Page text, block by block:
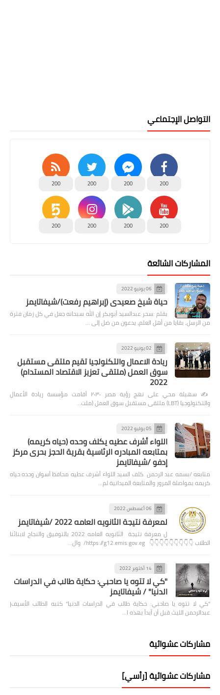
التواصل الإجتماعي
200
200
200
200
200
200
200
200
المشاركات الشائعة
06 يونيو 2022
حياة شيخ صعيدى (إبراهيم رفعت)/شيفاتايمز
بقلم :سحر عبدالسيد أبوبكر إن الله سبحانه جعل في كل زمان فترة
من الرسل، بقايا من أهل العلم، يدعون من ضل إلى …
02 يونيو 2022
ريادة الاعمال والتكنولجيا تقيم ملتقى مستقبل
سوق العمل (ملتقى تعزيز الاقتصاد المستدام)
2022
✍️ سهيلة محي على نهج رؤية مصر ٢٠٣٠ أقامت مؤسسة ريادة الأعمال
والتكنولوجيا (LBT) ملتقى مستقبل سوق العمل (ملت…
05 يوليو 2022
اللواء أشرف عطيه يكلف وحده (حياه كريمه)
بمتابعه المبادره الرئاسية بقرية الحجز بحرى مركز
إدفو /شيفاتايمز
متابعه /بسمه عبد الرحمن كلف السيد اللواء أشرف عطيه محافظ أسوان وحده حياه
كريمه بمواصلة المرور والمتابعة الميدانية لم…
06 أغسطس 2022
لمعرفة نتيجة الثانويه العامه 2022 /شيفاتايمز
ل معرفة نتيجة الثانويه العامه 2022 بالتوفيق والنجاح لابنائنا
الطلاب 👇👇👇👇👇👇👇👇👇 https://g12.emis.gov.eg/ وال…
14 أكتوبر 2022
"كي لا تتوه يا صاحبي: حكاية طالب في الدراسات
الدنيا" / شيفاتايمز
"كي لا تتوه يا صاحبي: حكاية طالب في الدراسات الدنيا" كتبه الطالب الأسيف|
عبدالرحمن الليث قبل أن أبدأ بهذه ا…
مشاركات عشوائية
مشاركات عشوائية [رأسي]